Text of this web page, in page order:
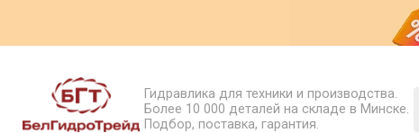
Гидравлика для техники и производства.
Более 10 000 деталей на складе в Минске.
Подбор, поставка, гарантия.